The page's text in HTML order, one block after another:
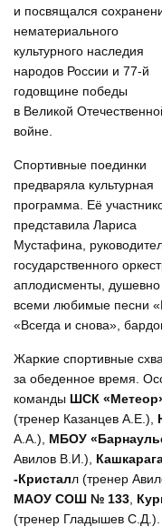
и посвящался
нематериального
культурного наследия
народов России и 77-й
годовщине победы
в Великой
войне.
Спортивные поединки
предваряла культурная
программа. Её
представила Лариса
Мустафина,
государственного
аплодисменты, душевно
всеми любимые песни
«Всегда и снова»,
Жаркие спортивные
за обеденное время.
команды ШСК
(тренер Казанцев А.Е.),
А.А.), МБОУ
Авилов В.И.),
-Кристалл (тренер
МАОУ СОШ № 133
(тренер Гладышев С.Д.).